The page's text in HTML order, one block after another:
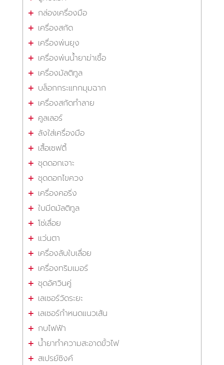
กล่องเครื่องมือ
เครื่องสกัด
เครื่องพ่นยุง
เครื่องพ่นน้ำยาฆ่าเชื้อ
เครื่องมัลติทูล
บล็อกกระแทกมุมฉาก
เครื่องสกัดทำลาย
คูลเลอร์
ลังใส่เครื่องมือ
เสื้อเซฟตี้
ชุดดอกเจาะ
ชุดดอกไขควง
เครื่องคอริ่ง
ใบมีดมัลติทูล
โซ่เลื่อย
แว่นตา
เครื่องลับใบเลื่อย
เครื่องทริมเมอร์
ชุดอัศวินคู่
เลเซอร์วัดระยะ
เลเซอร์กำหนดแนวเส้น
กบไฟฟ้า
น้ำยาทำความสะอาดขั้วไฟ
สเปรย์ซิงค์